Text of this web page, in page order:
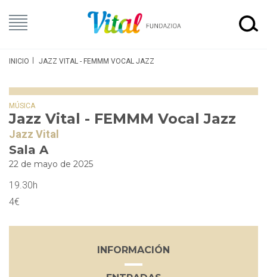
INICIO JAZZ VITAL - FEMMM VOCAL JAZZ
MÚSICA
Jazz Vital - FEMMM Vocal Jazz
Jazz Vital
Sala A
22 de mayo de 2025
19.30h
4€
INFORMACIÓN